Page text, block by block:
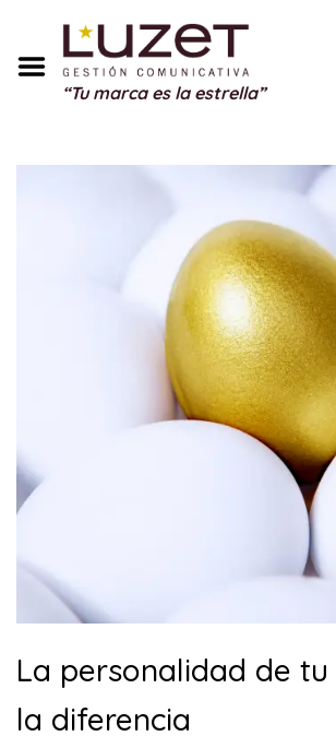
“Tu marca es la estrella”
La personalidad de
la diferencia
Inicio
Sobre Mí
Portfolio